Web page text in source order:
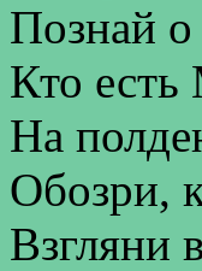
Познай
Кто
На
Обозри,
Взгляни